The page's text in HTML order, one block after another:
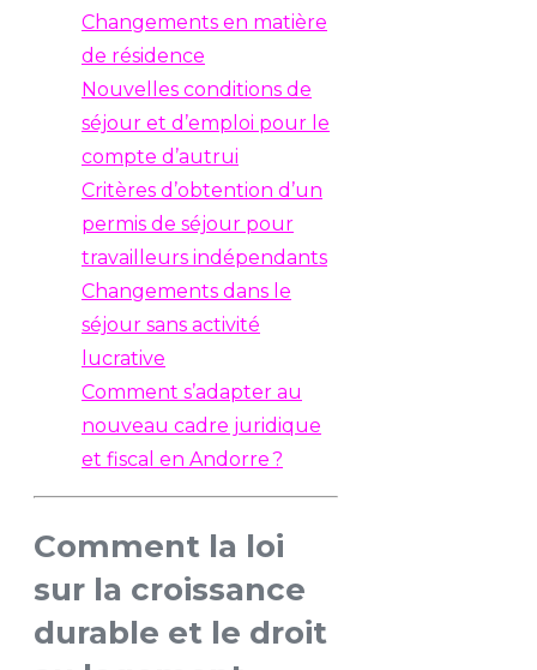
Changements en matière
de résidence
Nouvelles conditions de
séjour et d’emploi pour le
compte d’autrui
Critères d’obtention d’un
permis de séjour pour
travailleurs indépendants
Changements dans le
séjour sans activité
lucrative
Comment s’adapter au
nouveau cadre juridique
et fiscal en Andorre ?
Comment la loi
sur la croissance
durable et le droit